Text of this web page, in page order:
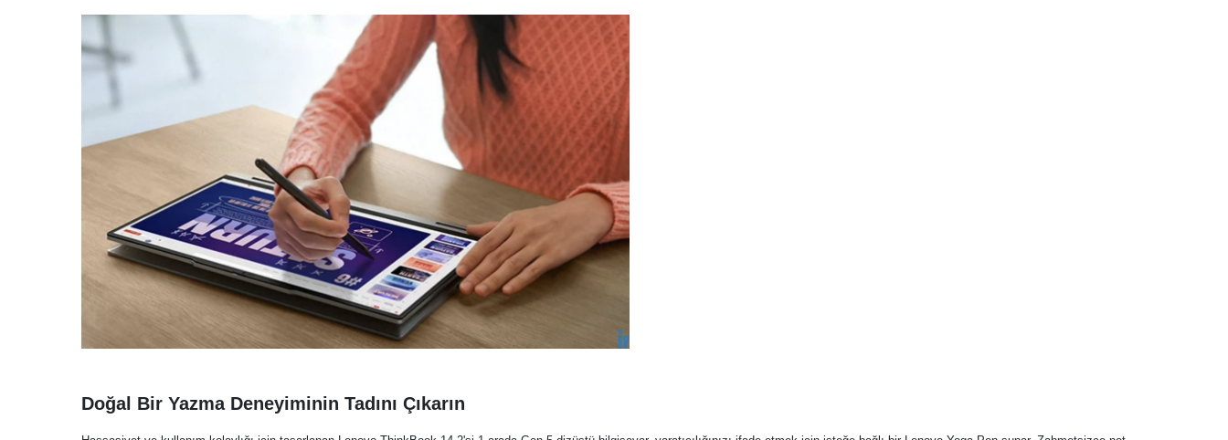
Doğal Bir Yazma Deneyiminin Tadını Çıkarın